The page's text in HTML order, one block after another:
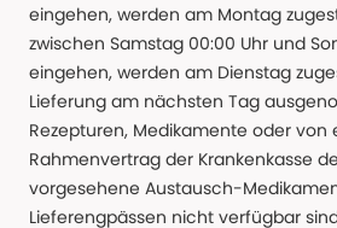
eingehen, werden am Montag
zwischen Samstag 00:00 Uhr und
eingehen, werden am Dienstag
Lieferung am nächsten Tag
Rezepturen, Medikamente oder von
Rahmenvertrag der Krankenkasse
vorgesehene Austausch-
Lieferengpässen nicht verfügbar